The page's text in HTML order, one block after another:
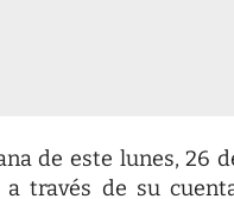
de este lunes, 26
a través de su